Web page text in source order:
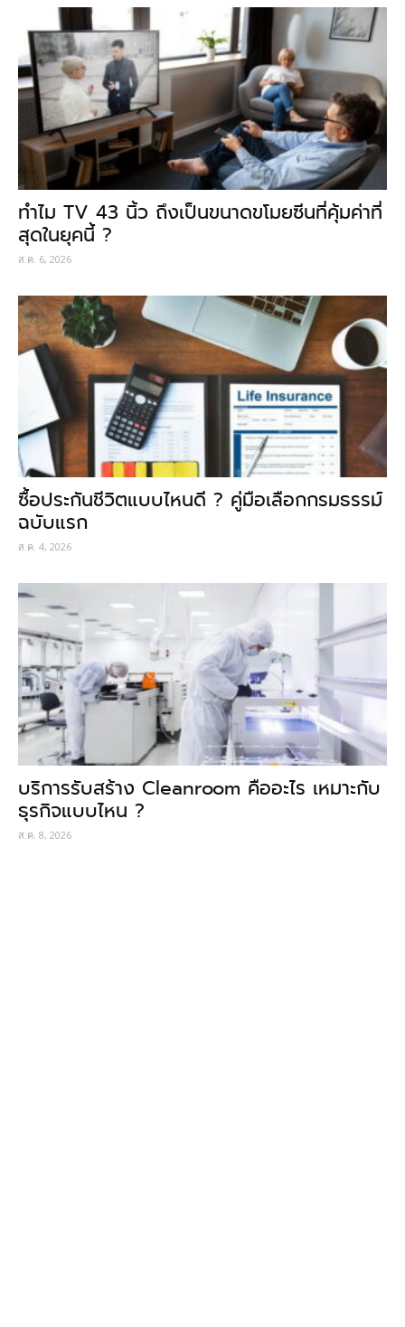
ทำไม TV 43 นิ้ว ถึงเป็นขนาดขโมยซีนที่คุ้มค่าที่
สุดในยุคนี้ ?
ส.ค. 6, 2026
ซื้อประกันชีวิตแบบไหนดี ? คู่มือเลือกกรมธรรม์
ฉบับแรก
ส.ค. 4, 2026
บริการรับสร้าง Cleanroom คืออะไร เหมาะกับ
ธุรกิจแบบไหน ?
ส.ค. 8, 2026